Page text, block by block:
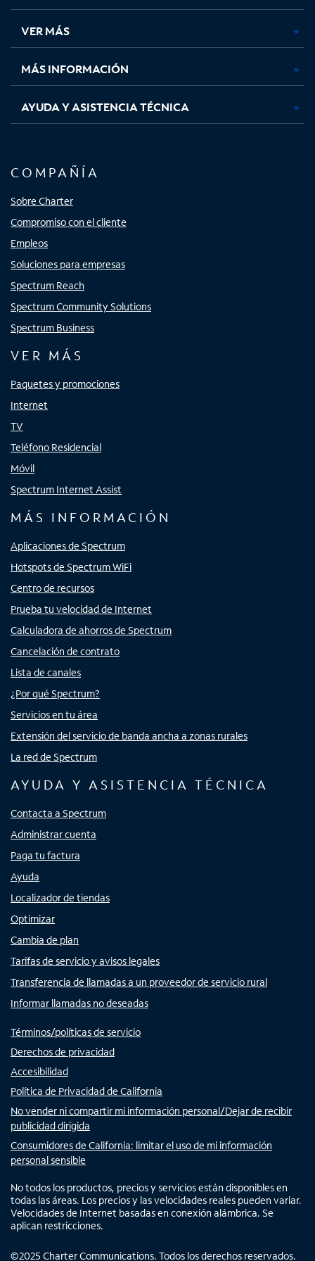
en
pestaña
nueva
en
pestaña
nueva
en
pestaña
nueva
en
nueva
VER MÁS
MÁS INFORMACIÓN
AYUDA Y ASISTENCIA TÉCNICA
COMPAÑÍA
Sobre Charter
Compromiso con el cliente
Empleos
Soluciones para empresas
Spectrum Reach
Spectrum Community Solutions
Spectrum Business
VER MÁS
Paquetes y promociones
Internet
TV
Teléfono Residencial
Móvil
Spectrum Internet Assist
MÁS INFORMACIÓN
Aplicaciones de Spectrum
Hotspots de Spectrum WiFi
Centro de recursos
Prueba tu velocidad de Internet
Calculadora de ahorros de Spectrum
Cancelación de contrato
Lista de canales
¿Por qué Spectrum?
Servicios en tu área
Extensión del servicio de banda ancha a zonas rurales
La red de Spectrum
AYUDA Y ASISTENCIA TÉCNICA
Contacta a Spectrum
Administrar cuenta
Paga tu factura
Ayuda
Localizador de tiendas
Optimizar
Cambia de plan
Tarifas de servicio y avisos legales
Transferencia de llamadas a un proveedor de servicio rural
Informar llamadas no deseadas
Términos/políticas de servicio
Derechos de privacidad
Accesibilidad
Política de Privacidad de California
No vender ni compartir mi información personal/Dejar de recibir
publicidad dirigida
Consumidores de California: limitar el uso de mi información
personal sensible
No todos los productos, precios y servicios están disponibles en
todas las áreas. Los precios y las velocidades reales pueden variar.
Velocidades de Internet basadas en conexión alámbrica. Se
aplican restricciones.
©2025 Charter Communications. Todos los derechos reservados.